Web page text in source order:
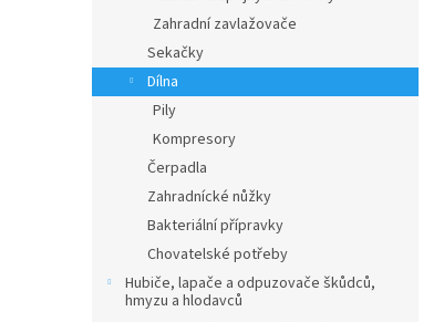
Zahradní zavlažovače
Sekačky
Dílna
Pily
Kompresory
Čerpadla
Zahradnícké nůžky
Bakteriální přípravky
Chovatelské potřeby
Hubiče, lapače a odpuzovače škůdců,
hmyzu a hlodavců